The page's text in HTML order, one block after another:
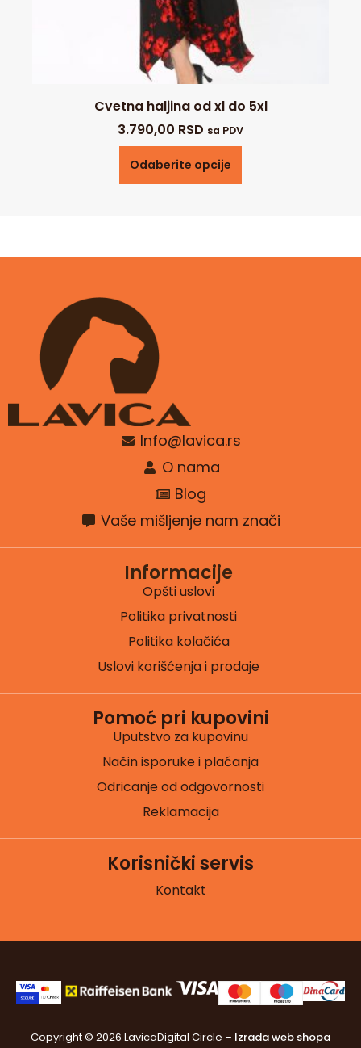
Cvetna haljina od xl do 5xl
3.790,00 RSD sa PDV
Odaberite opcije
Info@lavica.rs
O nama
Blog
Vaše mišljenje nam znači
Informacije
Opšti uslovi
Politika privatnosti
Politika kolačića
Uslovi korišćenja i prodaje
Pomoć pri kupovini
Uputstvo za kupovinu
Način isporuke i plaćanja
Odricanje od odgovornosti
Reklamacija
Korisnički servis
Kontakt
Copyright © 2026 LavicaDigital Circle – Izrada web shopa